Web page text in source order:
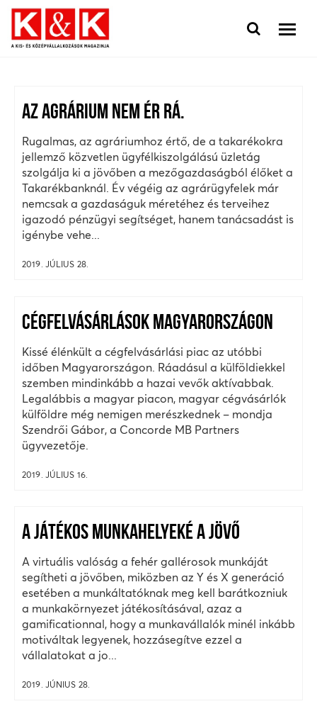
AZ AGRÁRIUM NEM ÉR RÁ.
Rugalmas, az agráriumhoz értő, de a takarékokra
jellemző közvetlen ügyfélkiszolgálású üzletág
szolgálja ki a jövőben a mezőgazdaságból élőket a
Takarékbanknál. Év végéig az agrárügyfelek már
nemcsak a gazdaságuk méretéhez és terveihez
igazodó pénzügyi segítséget, hanem tanácsadást is
igénybe vehe...
2019. JÚLIUS 28.
CÉGFELVÁSÁRLÁSOK MAGYARORSZÁGON
Kissé élénkült a cégfelvásárlási piac az utóbbi
időben Magyarországon. Ráadásul a külföldiekkel
szemben mindinkább a hazai vevők aktívabbak.
Legalábbis a magyar piacon, magyar cégvásárlók
külföldre még nemigen merészkednek – mondja
Szendrői Gábor, a Concorde MB Partners
ügyvezetője.
2019. JÚLIUS 16.
A JÁTÉKOS MUNKAHELYEKÉ A JÖVŐ
A virtuális valóság a fehér gallérosok munkáját
segítheti a jövőben, miközben az Y és X generáció
esetében a munkáltatóknak meg kell barátkozniuk
a munkakörnyezet játékosításával, azaz a
gamificationnal, hogy a munkavállalók minél inkább
motiváltak legyenek, hozzásegítve ezzel a
vállalatokat a jo...
2019. JÚNIUS 28.